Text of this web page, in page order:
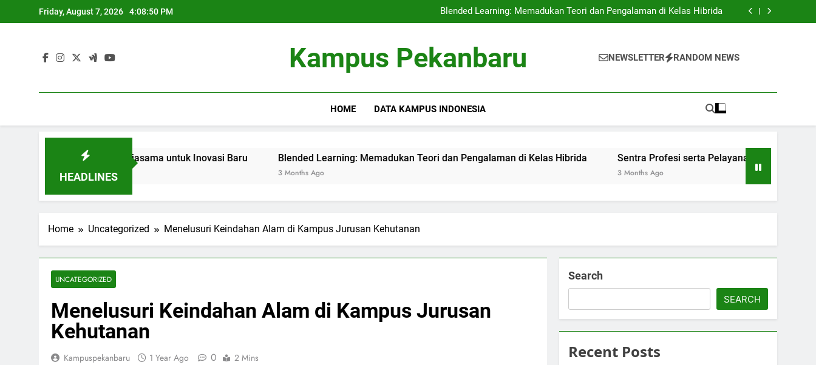
to
Friday, August 7, 2026 4:08:51 PM
untuk Inovasi Baru
Blended Learning: Memadukan Teori dan Pengalaman di Kelas Hibrida
Sentra Profesi serta Pelayanan Siswa: Jembatan Ke Kesuksesan Sarjana
untuk Inovasi Baru
Blended Learning: Memadukan Teori dan Pengalaman di Kelas Hibrida
Sentra Profesi serta Pelayanan Siswa: Jembatan Ke Kesuksesan Sarjana
Kampus Pekanbaru NEWSLETTER RANDOM NEWS
HOME DATA KAMPUS INDONESIA
HEADLINES
Industri: Kerjasama untuk Inovasi Baru Blended Learning: Memadukan Teori dan Pengalaman di Kelas Hibrida Sentra Profesi serta Pelayanan Siswa: Jembatan Ke
Home Uncategorized Menelusuri Keindahan Alam di Kampus Jurusan Kehutanan
UNCATEGORIZED
Menelusuri Keindahan Alam di Kampus Jurusan
Kehutanan
Kampuspekanbaru 1 Year Ago 0 2 Mins
Search
SEARCH
Recent Posts